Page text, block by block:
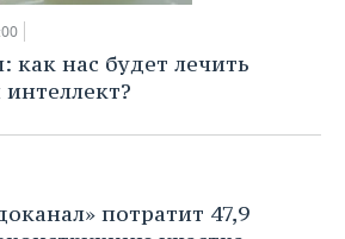
как нас будет лечить
потратит 47,9